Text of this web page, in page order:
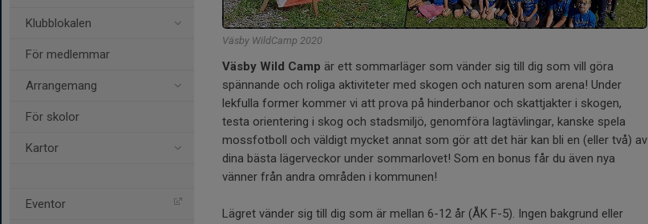
Klubblokalen
För medlemmar
Arrangemang
För skolor
Kartor
Eventor
Väsby WildCamp 2020
Väsby Wild Camp är ett sommarläger som vänder sig till dig som vill göra
spännande och roliga aktiviteter med skogen och naturen som arena! Under
lekfulla former kommer vi att prova på hinderbanor och skattjakter i skogen,
testa orientering i skog och stadsmiljö, genomföra lagtävlingar, kanske spela
mossfotboll och väldigt mycket annat som gör att det här kan bli en (eller två) av
dina bästa lägerveckor under sommarlovet! Som en bonus får du även nya
vänner från andra områden i kommunen!
Lägret vänder sig till dig som är mellan 6-12 år (ÅK F-5). Ingen bakgrund eller